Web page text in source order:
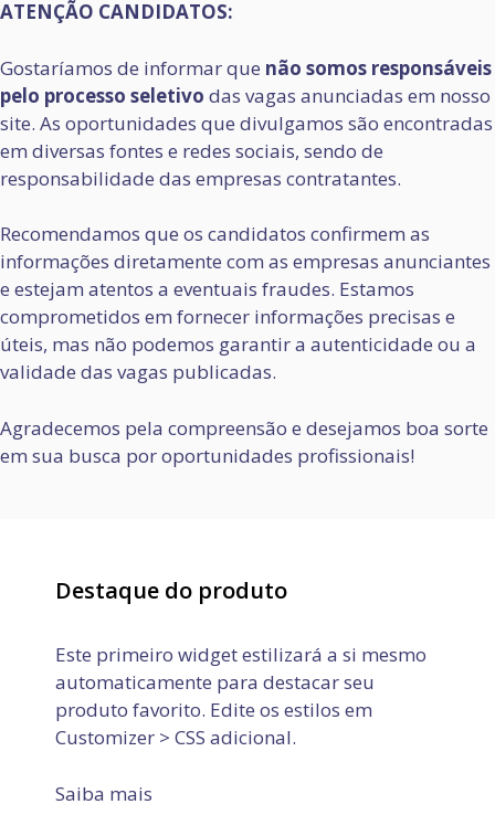
ATENÇÃO CANDIDATOS:
Gostaríamos de informar que não somos responsáveis
pelo processo seletivo das vagas anunciadas em nosso
site. As oportunidades que divulgamos são encontradas
em diversas fontes e redes sociais, sendo de
responsabilidade das empresas contratantes.
Recomendamos que os candidatos confirmem as
informações diretamente com as empresas anunciantes
e estejam atentos a eventuais fraudes. Estamos
comprometidos em fornecer informações precisas e
úteis, mas não podemos garantir a autenticidade ou a
validade das vagas publicadas.
Agradecemos pela compreensão e desejamos boa sorte
em sua busca por oportunidades profissionais!
Destaque do produto
Este primeiro widget estilizará a si mesmo
automaticamente para destacar seu
produto favorito. Edite os estilos em
Customizer > CSS adicional.
Saiba mais